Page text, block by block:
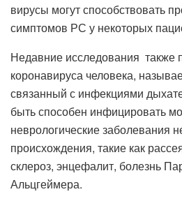
вирусы могут способствовать
симптомов РС у некоторых
Недавние исследования также
коронавируса человека,
связанный с инфекциями
быть способен инфицировать
неврологические заболевания
происхождения, такие как
склероз, энцефалит, болезнь
Альцгеймера.